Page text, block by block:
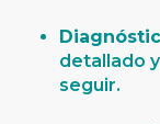
detallado
seguir.